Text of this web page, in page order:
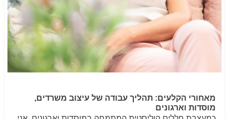
מאחורי הקלעים: תהליך עבודה של עיצוב משרדים,
מוסדות וארגונים